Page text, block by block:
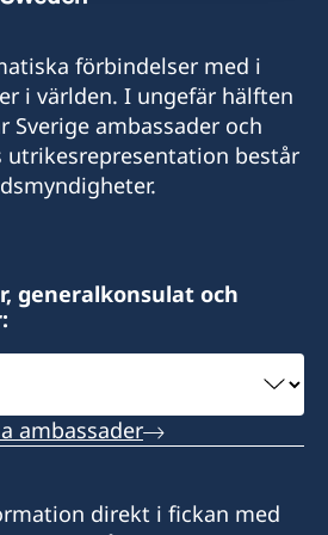
219
Street with Prince
Center
förbindelser med i
i världen. I ungefär hälften
Sverige ambassader och
utrikesrepresentation består
generalkonsulat och
ambassader
direkt i fickan med